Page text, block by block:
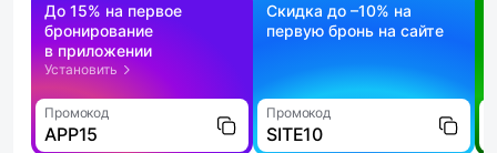
До 15% на первое
бронирование
в приложении
Установить
Промокод
APP15
Скидка до –10% на
первую бронь на сайте
Промокод
SITE10